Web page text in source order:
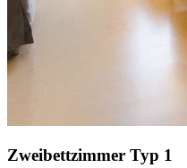
Zweibettzimmer Typ 1